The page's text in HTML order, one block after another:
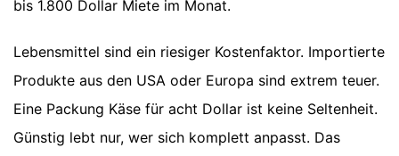
bis 1.800 Dollar Miete im Monat.
Lebensmittel sind ein riesiger Kostenfaktor. Importierte
Produkte aus den USA oder Europa sind extrem teuer.
Eine Packung Käse für acht Dollar ist keine Seltenheit.
Günstig lebt nur, wer sich komplett anpasst. Das